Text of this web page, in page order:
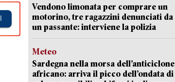
Vendono limonata per comprare un
motorino, tre ragazzini denunciati da
un passante: interviene la polizia
Meteo
Sardegna nella morsa dell’anticiclone
africano: arriva il picco dell’ondata di